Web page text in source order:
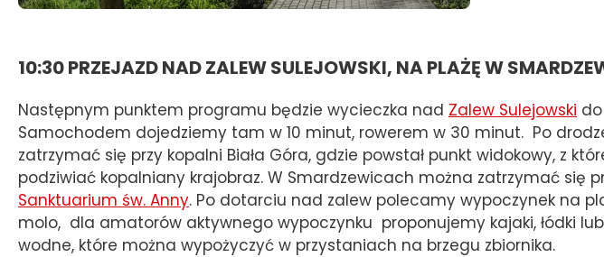
10:30 PRZEJAZD NAD ZALEW SULEJOWSKI, NA PLAŻĘ W
Następnym punktem programu będzie wycieczka nad Zalew Sulejowski
Samochodem dojedziemy tam w 10 minut, rowerem w 30 minut. Po
zatrzymać się przy kopalni Biała Góra, gdzie powstał punkt widokowy, z
podziwiać kopalniany krajobraz. W Smardzewicach można zatrzymać się
Sanktuarium św. Anny. Po dotarciu nad zalew polecamy wypoczynek na
molo, dla amatorów aktywnego wypoczynku proponujemy kajaki, łódki
wodne, które można wypożyczyć w przystaniach na brzegu zbiornika.